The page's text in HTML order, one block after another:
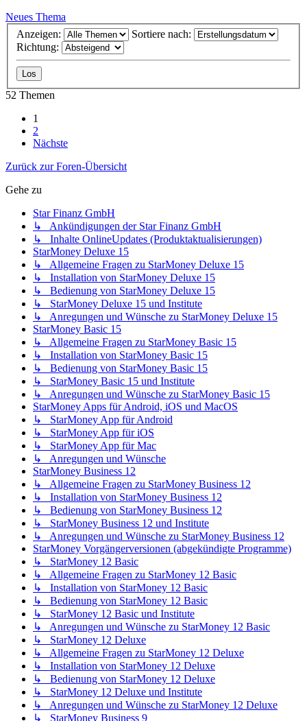
Neues Thema
Anzeigen:
Sortiere nach:
Richtung:
52 Themen
1
2
Nächste
Zurück zur Foren-Übersicht
Gehe zu
Star Finanz GmbH
↳ Ankündigungen der Star Finanz GmbH
↳ Inhalte OnlineUpdates (Produktaktualisierungen)
StarMoney Deluxe 15
↳ Allgemeine Fragen zu StarMoney Deluxe 15
↳ Installation von StarMoney Deluxe 15
↳ Bedienung von StarMoney Deluxe 15
↳ StarMoney Deluxe 15 und Institute
↳ Anregungen und Wünsche zu StarMoney Deluxe 15
StarMoney Basic 15
↳ Allgemeine Fragen zu StarMoney Basic 15
↳ Installation von StarMoney Basic 15
↳ Bedienung von StarMoney Basic 15
↳ StarMoney Basic 15 und Institute
↳ Anregungen und Wünsche zu StarMoney Basic 15
StarMoney Apps für Android, iOS und MacOS
↳ StarMoney App für Android
↳ StarMoney App für iOS
↳ StarMoney App für Mac
↳ Anregungen und Wünsche
StarMoney Business 12
↳ Allgemeine Fragen zu StarMoney Business 12
↳ Installation von StarMoney Business 12
↳ Bedienung von StarMoney Business 12
↳ StarMoney Business 12 und Institute
↳ Anregungen und Wünsche zu StarMoney Business 12
StarMoney Vorgängerversionen (abgekündigte Programme)
↳ StarMoney 12 Basic
↳ Allgemeine Fragen zu StarMoney 12 Basic
↳ Installation von StarMoney 12 Basic
↳ Bedienung von StarMoney 12 Basic
↳ StarMoney 12 Basic und Institute
↳ Anregungen und Wünsche zu StarMoney 12 Basic
↳ StarMoney 12 Deluxe
↳ Allgemeine Fragen zu StarMoney 12 Deluxe
↳ Installation von StarMoney 12 Deluxe
↳ Bedienung von StarMoney 12 Deluxe
↳ StarMoney 12 Deluxe und Institute
↳ Anregungen und Wünsche zu StarMoney 12 Deluxe
↳ StarMoney Business 9